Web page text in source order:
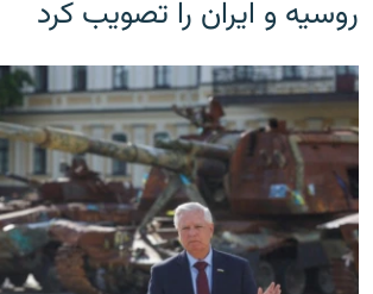
روسیه و ایران را تصویب کرد